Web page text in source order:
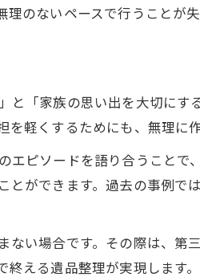
大切な品を守る遺品整理の
効率的な遺品整理には買取
買取を活かした遺品整理の
大府市で利用できる遺品整
遺品整理の際に高く売れる
遺品整理で大型家具を整理
大府市でベッドを処分する際
のないペースで行うことが失
「家族の思い出を大切に
軽くするためにも、無理に
ピソードを語り合うこと
とができます。過去の事例
い場合です。その際は、
える遺品整理が実現します。